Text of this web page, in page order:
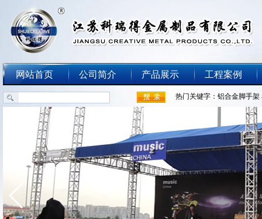
网站首页 公司简介 产品展示 工程案例
热门关键字： 铝合金脚手架